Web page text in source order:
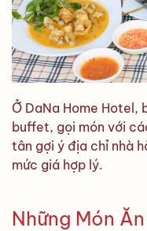
Ở DaNa Home Hotel,
buffet, gọi món với
tân gợi ý địa chỉ nhà
mức giá hợp lý.
Những Món